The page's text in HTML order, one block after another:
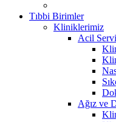
Tıbbi Birimler
Kliniklerimiz
Acil
Ağız ve